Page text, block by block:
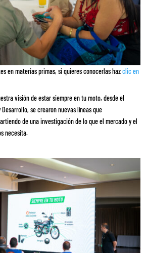
en materias primas, si quieres conocerlas hazclic en
visión de estar siempre en tu moto, desde el
se crearon nuevas líneas que
de una investigación de lo que el mercado y el
necesita.